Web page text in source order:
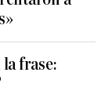
frase: